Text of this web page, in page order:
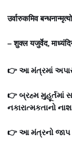
उर्वारुकमिव
– शुक्ल यजुर्वेद,
👉 આ મંત્રમાં
👉 બ્રહ્મ મુહૂર્તમાં
નકારાત્મકતાનો
👉 આ મંત્રનો જાપ